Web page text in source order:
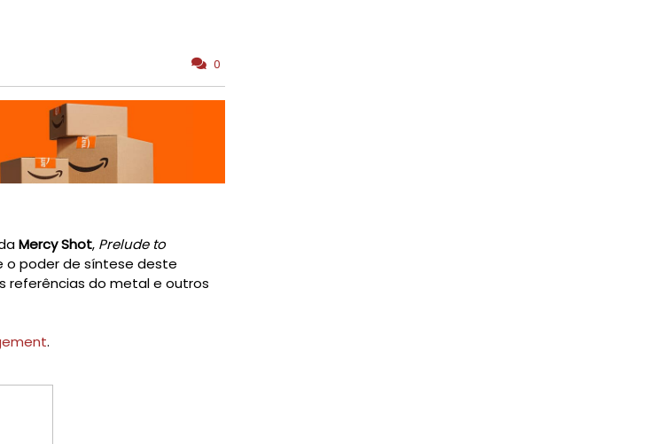
0
Mercy Shot, Prelude to
o poder de síntese deste
referências do metal e outros
.